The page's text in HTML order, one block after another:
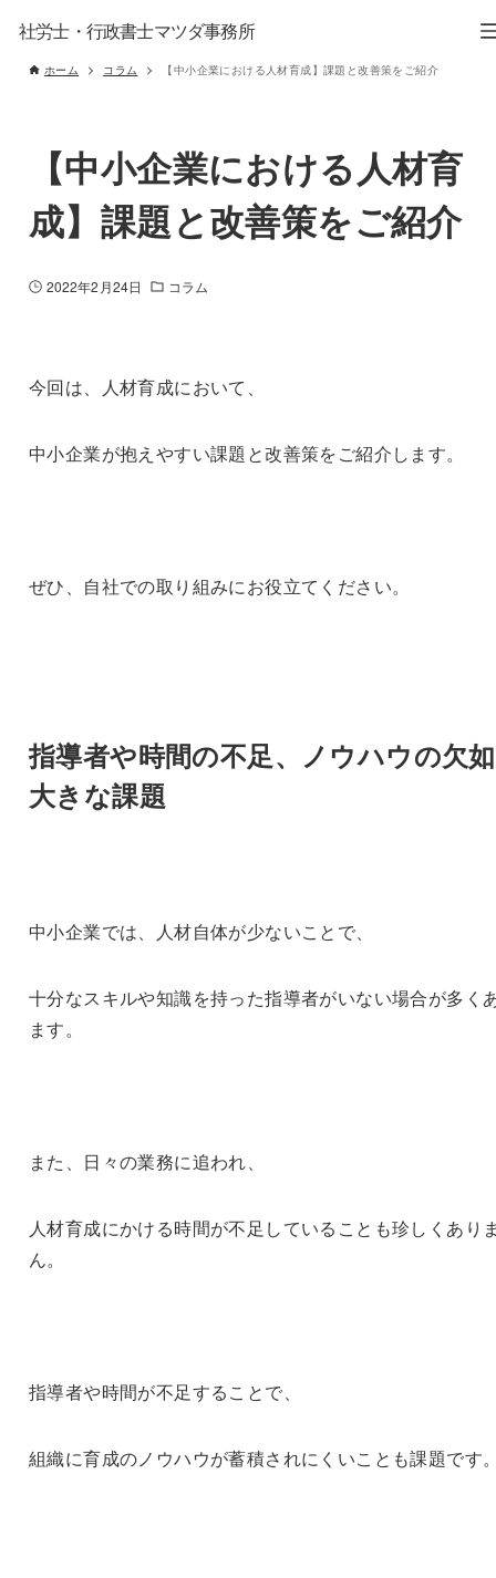
社労士・行政書士マツダ事務所
ホーム コラム 【中小企業における人材育成】課題と改善策をご紹介
【中小企業における人材育
成】課題と改善策をご紹介
2022年2月24日 コラム
今回は、人材育成において、
中小企業が抱えやすい課題と改善策をご紹介します。
ぜひ、自社での取り組みにお役立てください。
指導者や時間の不足、ノウハウの欠
大きな課題
中小企業では、人材自体が少ないことで、
十分なスキルや知識を持った指導者がいない場合が多く
ます。
また、日々の業務に追われ、
人材育成にかける時間が不足していることも珍しくあり
ん。
指導者や時間が不足することで、
組織に育成のノウハウが蓄積されにくいことも課題です